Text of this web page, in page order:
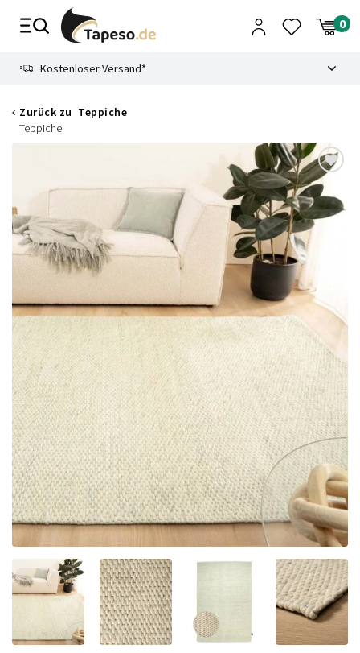
Zusammenbruch
Kostenloser Versand*
Zurück zu Teppiche
Teppiche